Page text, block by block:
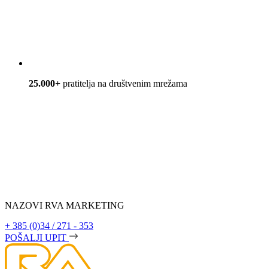
25.000+ pratitelja na društvenim mrežama
NAZOVI RVA MARKETING
+ 385 (0)34 / 271 - 353
POŠALJI UPIT